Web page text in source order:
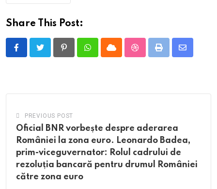
Share This Post:
PinterestWhatsappCloud StumbleUpon
Print
Share
PREVIOUS POST
Oficial BNR vorbește despre aderarea
României la zona euro. Leonardo Badea,
prim-viceguvernator: Rolul cadrului de
rezoluția bancară pentru drumul României
către zona euro